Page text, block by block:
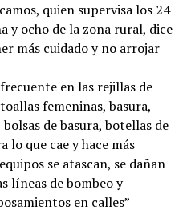
quien supervisa los 24
y ocho de la zona rural, dice
más cuidado y no arrojar
en las rejillas de
femeninas, basura,
de basura, botellas de
lo que cae y hace más
se atascan, se dañan
líneas de bombeo y
en calles”